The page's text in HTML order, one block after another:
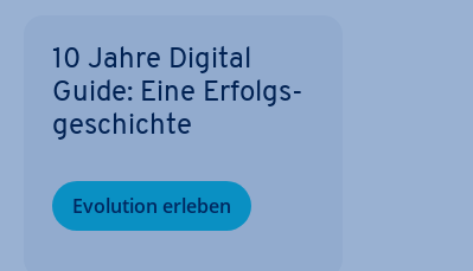
10 Jahre Digital
Guide: Eine Er­folgs­
ge­schich­te
Evolution erleben